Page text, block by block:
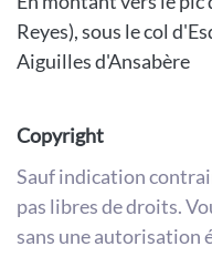
Reyes), sous le col
Aiguilles d'Ansabère
Copyright
Sauf indication
pas libres de droits.
sans une autorisation